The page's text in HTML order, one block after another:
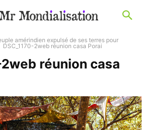
amérindien expulsé de ses terres pour
DSC_1170-2web réunion casa Porai
2web réunion casa